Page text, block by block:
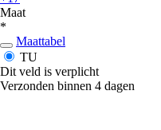
Maat
*
Maattabel
TU
Dit veld is verplicht
Verzonden binnen 4 dagen